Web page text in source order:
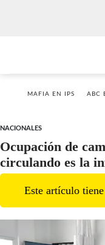
MAFIA EN IPS ABC
NACIONALES
Ocupación de
circulando es la
Este artículo tiene